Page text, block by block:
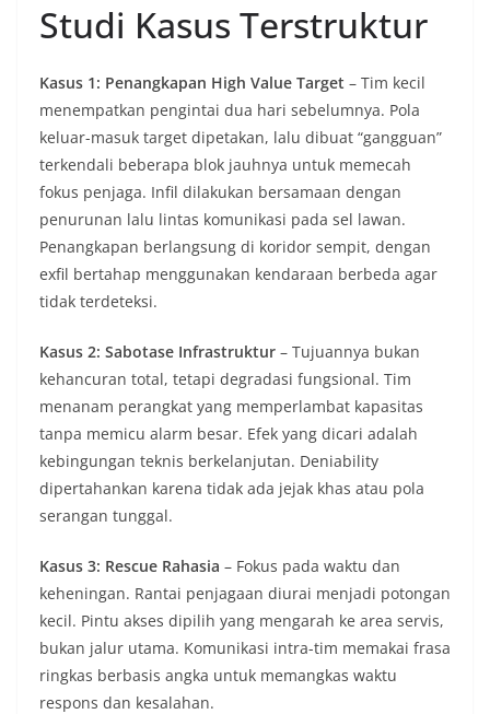
Studi Kasus Terstruktur
Kasus 1: Penangkapan High Value Target – Tim kecil
menempatkan pengintai dua hari sebelumnya. Pola
keluar-masuk target dipetakan, lalu dibuat “gangguan”
terkendali beberapa blok jauhnya untuk memecah
fokus penjaga. Infil dilakukan bersamaan dengan
penurunan lalu lintas komunikasi pada sel lawan.
Penangkapan berlangsung di koridor sempit, dengan
exfil bertahap menggunakan kendaraan berbeda agar
tidak terdeteksi.
Kasus 2: Sabotase Infrastruktur – Tujuannya bukan
kehancuran total, tetapi degradasi fungsional. Tim
menanam perangkat yang memperlambat kapasitas
tanpa memicu alarm besar. Efek yang dicari adalah
kebingungan teknis berkelanjutan. Deniability
dipertahankan karena tidak ada jejak khas atau pola
serangan tunggal.
Kasus 3: Rescue Rahasia – Fokus pada waktu dan
keheningan. Rantai penjagaan diurai menjadi potongan
kecil. Pintu akses dipilih yang mengarah ke area servis,
bukan jalur utama. Komunikasi intra-tim memakai frasa
ringkas berbasis angka untuk memangkas waktu
respons dan kesalahan.